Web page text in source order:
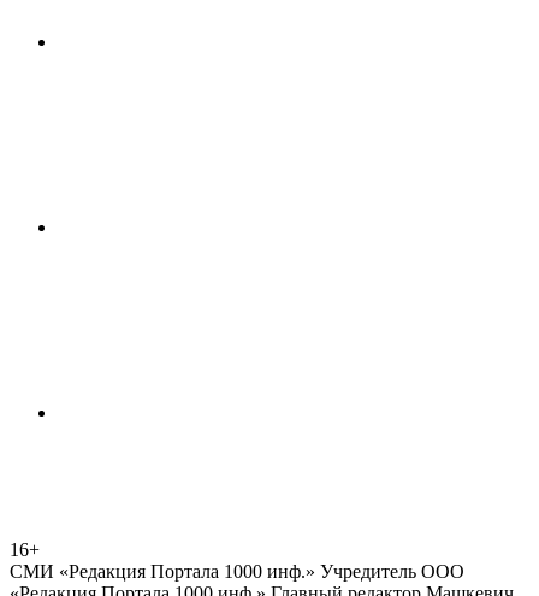
16+
СМИ «Редакция Портала 1000 инф.» Учредитель ООО